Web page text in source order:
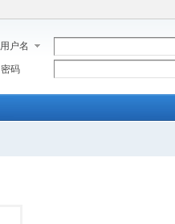
用户名
密码